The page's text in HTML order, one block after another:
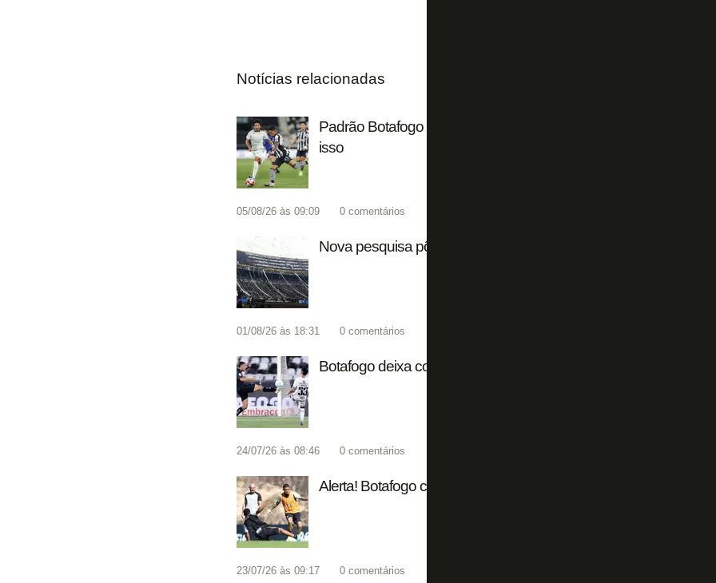
Notícias relacionadas
Padrão Botafogo de qualidade vai garantir grandes times e
isso
05/08/26 às 09:09 0 comentários
Nova pesquisa põe torcida do Botafogo em 12º lugar no Brasil
01/08/26 às 18:31 0 comentários
Botafogo deixa contra o Vitória algo de muito animador no ar
24/07/26 às 08:46 0 comentários
Alerta! Botafogo corre riscos no duelo com o Vitória
23/07/26 às 09:17 0 comentários